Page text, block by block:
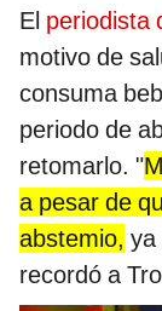
El periodista
motivo de
consuma
periodo de
retomarlo. "
a pesar de
abstemio, ya
recordó a